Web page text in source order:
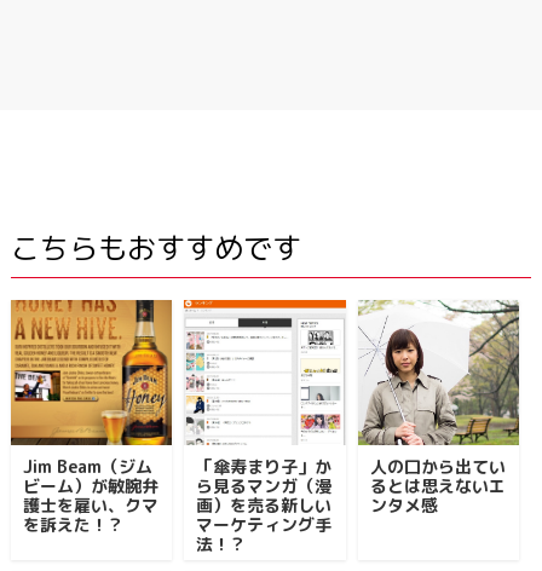
こちらもおすすめです
Jim Beam（ジム
ビーム）が敏腕弁
護士を雇い、クマ
を訴えた！？
「傘寿まり子」か
ら見るマンガ（漫
画）を売る新しい
マーケティング手
法！？
人の口から出てい
るとは思えないエ
ンタメ感